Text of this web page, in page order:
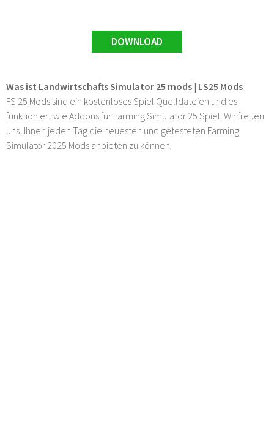
DOWNLOAD
Was ist Landwirtschafts Simulator 25 mods | LS25 Mods
FS 25 Mods sind ein kostenloses Spiel Quelldateien und es
funktioniert wie Addons für Farming Simulator 25 Spiel. Wir freuen
uns, Ihnen jeden Tag die neuesten und getesteten Farming
Simulator 2025 Mods anbieten zu können.